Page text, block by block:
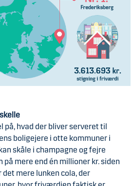
på, hvad der bliver serveret til
boligejere i otte kommuner i
skåle i champagne og fejre
mere end én millioner kr. siden
mere lunken cola, der